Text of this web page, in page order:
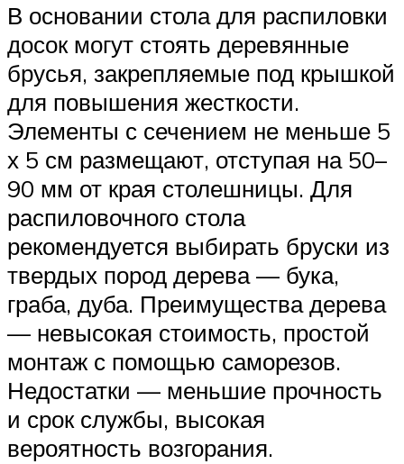
В основании стола для распиловки
досок могут стоять деревянные
брусья, закрепляемые под крышкой
для повышения жесткости.
Элементы с сечением не меньше 5
х 5 см размещают, отступая на 50–
90 мм от края столешницы. Для
распиловочного стола
рекомендуется выбирать бруски из
твердых пород дерева — бука,
граба, дуба. Преимущества дерева
— невысокая стоимость, простой
монтаж с помощью саморезов.
Недостатки — меньшие прочность
и срок службы, высокая
вероятность возгорания.